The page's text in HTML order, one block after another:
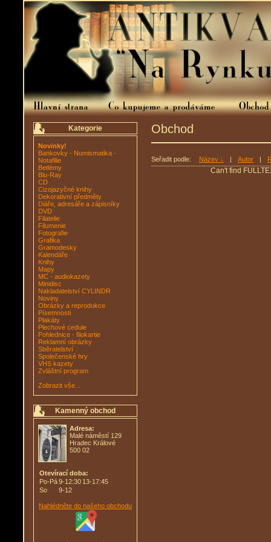
Kategorie
Novinky!
Bankovky - Numismatika -
Notafilie
Betlémy
Blu-Ray
CD
Cizojazyčné knihy
Dekorativní předměty
Diáře, adresáře a zápisníky
DVD
Filatelie
Filumenie
Fotografie
Grafika
Gramodesky
Kalendáře
Knihy
Mapy
MC - audiokazety
Minidisc
Nakladatelství CYLINDR
Noviny
Obrázky a reprodukce
Písemnosti
Plakáty
Plechové cedule
Pohlednice - filokartie
Reklamní obrázky
Sběratelství
Společenské hry
VHS kazety
Zvláštní program
Zobrazit vše...
Kamenný obchod
Adresa:
Malé náměstí 129
Hradec Králové
500 02
Otevírací doba:
Po-Pá9-12:30 13-17:45
So
9-12
Nahlédněte do našeho obchodu
Obchod
Seřadit podle: Název ↓ | Autor |
Can't find